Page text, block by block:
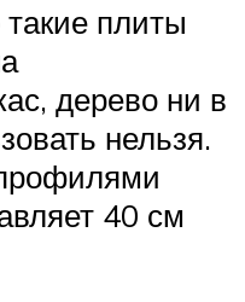
плиты
дерево ни в
нельзя.
40 см